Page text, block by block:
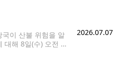
이 산불 위험을 알
대해 8일(수) 오전 1
2026.07.07